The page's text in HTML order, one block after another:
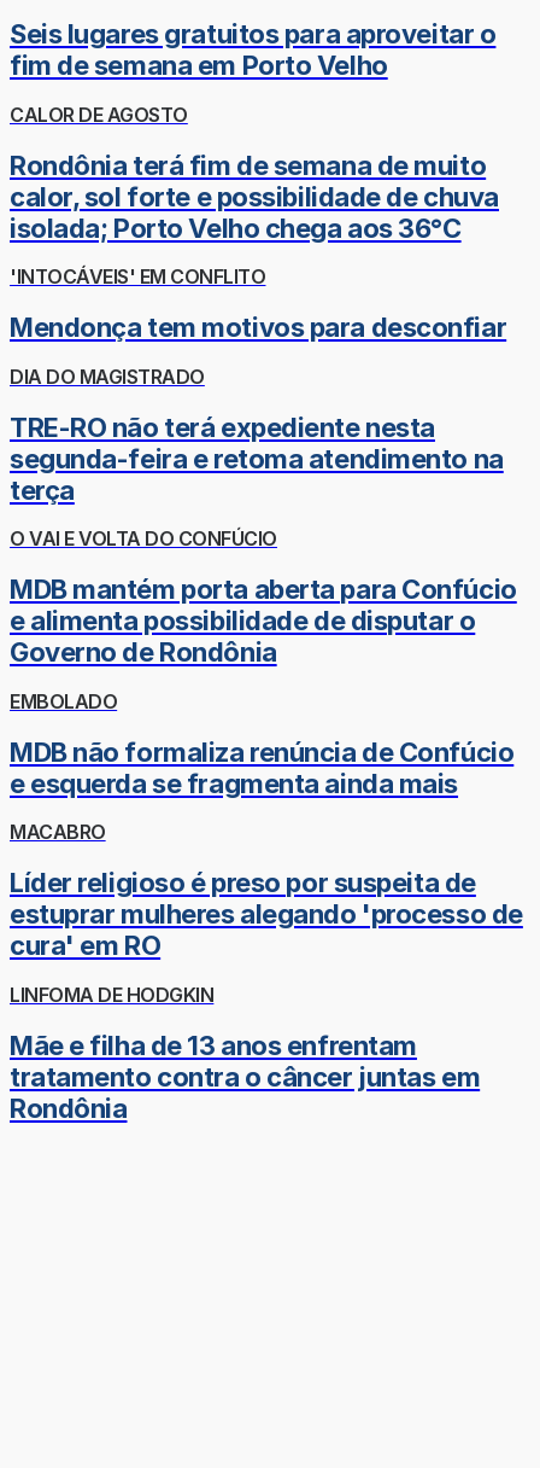
Seis lugares gratuitos para aproveitar o
fim de semana em Porto Velho
CALOR DE AGOSTO
Rondônia terá fim de semana de muito
calor, sol forte e possibilidade de chuva
isolada; Porto Velho chega aos 36°C
'INTOCÁVEIS' EM CONFLITO
Mendonça tem motivos para desconfiar
DIA DO MAGISTRADO
TRE-RO não terá expediente nesta
segunda-feira e retoma atendimento na
terça
O VAI E VOLTA DO CONFÚCIO
MDB mantém porta aberta para Confúcio
e alimenta possibilidade de disputar o
Governo de Rondônia
EMBOLADO
MDB não formaliza renúncia de Confúcio
e esquerda se fragmenta ainda mais
MACABRO
Líder religioso é preso por suspeita de
estuprar mulheres alegando 'processo de
cura' em RO
LINFOMA DE HODGKIN
Mãe e filha de 13 anos enfrentam
tratamento contra o câncer juntas em
Rondônia